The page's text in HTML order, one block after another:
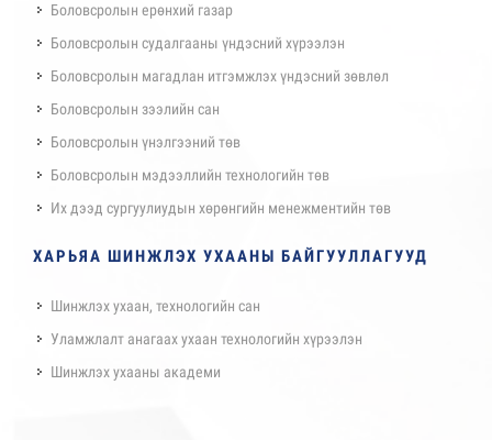
Боловсролын ерөнхий газар
Боловсролын судалгааны үндэсний хүрээлэн
Боловсролын магадлан итгэмжлэх үндэсний зөвлөл
Боловсролын зээлийн сан
Боловсролын үнэлгээний төв
Боловсролын мэдээллийн технологийн төв
Их дээд сургуулиудын хөрөнгийн менежментийн төв
ХАРЬЯА ШИНЖЛЭХ УХААНЫ БАЙГУУЛЛАГУУД
Шинжлэх ухаан, технологийн сан
Уламжлалт анагаах ухаан технологийн хүрээлэн
Шинжлэх ухааны академи